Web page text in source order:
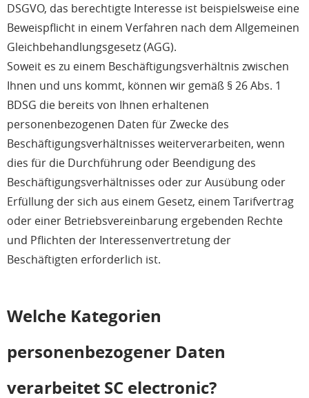
DSGVO, das berechtigte Interesse ist beispielsweise eine
Beweispflicht in einem Verfahren nach dem Allgemeinen
Gleichbehandlungsgesetz (AGG).
Soweit es zu einem Beschäftigungsverhältnis zwischen
Ihnen und uns kommt, können wir gemäß § 26 Abs. 1
BDSG die bereits von Ihnen erhaltenen
personenbezogenen Daten für Zwecke des
Beschäftigungsverhältnisses weiterverarbeiten, wenn
dies für die Durchführung oder Beendigung des
Beschäftigungsverhältnisses oder zur Ausübung oder
Erfüllung der sich aus einem Gesetz, einem Tarifvertrag
oder einer Betriebsvereinbarung ergebenden Rechte
und Pflichten der Interessenvertretung der
Beschäftigten erforderlich ist.
Welche Kategorien
personenbezogener Daten
verarbeitet SC electronic?